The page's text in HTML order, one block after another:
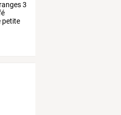
3
petite